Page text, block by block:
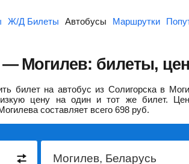
Ж/Д Билеты Автобусы Маршрутки
— Могилев: билеты,
билет на автобус из Солигорска в
цену на один и тот же билет.
составляет всего 698 руб.